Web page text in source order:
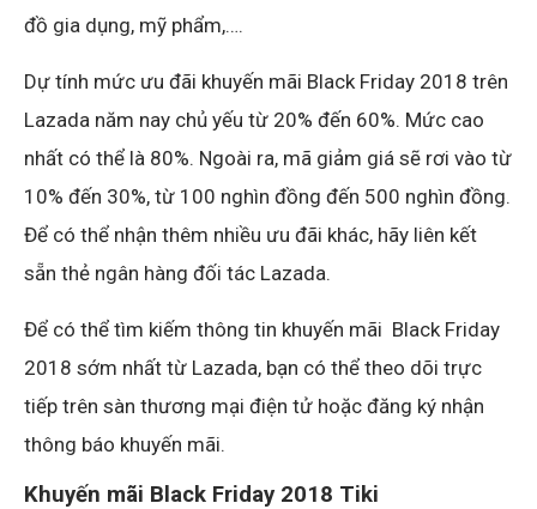
đồ gia dụng, mỹ phẩm,….
Dự tính mức ưu đãi khuyến mãi Black Friday 2018 trên
Lazada năm nay chủ yếu từ 20% đến 60%. Mức cao
nhất có thể là 80%. Ngoài ra, mã giảm giá sẽ rơi vào từ
10% đến 30%, từ 100 nghìn đồng đến 500 nghìn đồng.
Để có thể nhận thêm nhiều ưu đãi khác, hãy liên kết
sẵn thẻ ngân hàng đối tác Lazada.
Để có thể tìm kiếm thông tin khuyến mãi Black Friday
2018 sớm nhất từ Lazada, bạn có thể theo dõi trực
tiếp trên sàn thương mại điện tử hoặc đăng ký nhận
thông báo khuyến mãi.
Khuyến mãi Black Friday 2018 Tiki